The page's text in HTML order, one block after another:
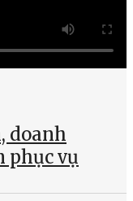
doanh
phục vụ